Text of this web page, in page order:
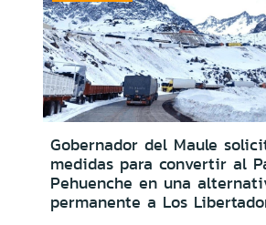
Gobernador del Maule
medidas para convertir al
Pehuenche en una
permanente a Los